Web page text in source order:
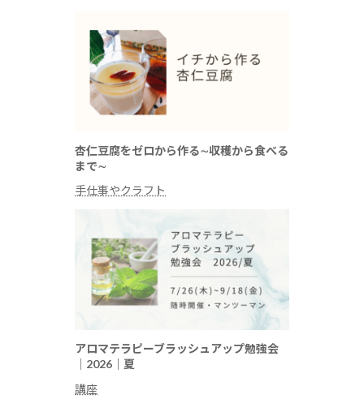
杏仁豆腐をゼロから作る∼収穫から食べる
まで∼
手仕事やクラフト
アロマテラピーブラッシュアップ勉強会
｜2026｜夏
講座